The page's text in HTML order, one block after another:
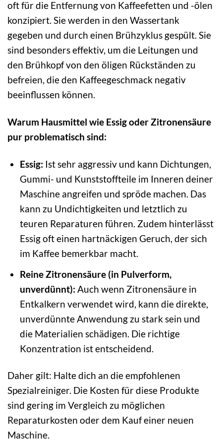
oft für die Entfernung von Kaffeefetten und -ölen
konzipiert. Sie werden in den Wassertank
gegeben und durch einen Brühzyklus gespült. Sie
sind besonders effektiv, um die Leitungen und
den Brühkopf von den öligen Rückständen zu
befreien, die den Kaffeegeschmack negativ
beeinflussen können.
Warum Hausmittel wie Essig oder Zitronensäure
pur problematisch sind:
Essig: Ist sehr aggressiv und kann Dichtungen,
Gummi- und Kunststoffteile im Inneren deiner
Maschine angreifen und spröde machen. Das
kann zu Undichtigkeiten und letztlich zu
teuren Reparaturen führen. Zudem hinterlässt
Essig oft einen hartnäckigen Geruch, der sich
im Kaffee bemerkbar macht.
Reine Zitronensäure (in Pulverform,
unverdünnt): Auch wenn Zitronensäure in
Entkalkern verwendet wird, kann die direkte,
unverdünnte Anwendung zu stark sein und
die Materialien schädigen. Die richtige
Konzentration ist entscheidend.
Daher gilt: Halte dich an die empfohlenen
Spezialreiniger. Die Kosten für diese Produkte
sind gering im Vergleich zu möglichen
Reparaturkosten oder dem Kauf einer neuen
Maschine.